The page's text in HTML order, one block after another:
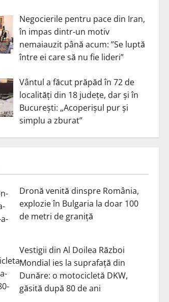
Negocierile pentru pace din Iran,
în impas dintr-un motiv
nemaiauzit până acum: ”Se luptă
între ei care să nu fie lideri”
Vântul a făcut prăpăd în 72 de
localități din 18 județe, dar și în
București: „Acoperișul pur și
simplu a zburat”
Dronă venită dinspre România,
explozie în Bulgaria la doar 100
de metri de graniță
Vestigii din Al Doilea Război
Mondial ies la suprafață din
Dunăre: o motocicletă DKW,
găsită după 80 de ani